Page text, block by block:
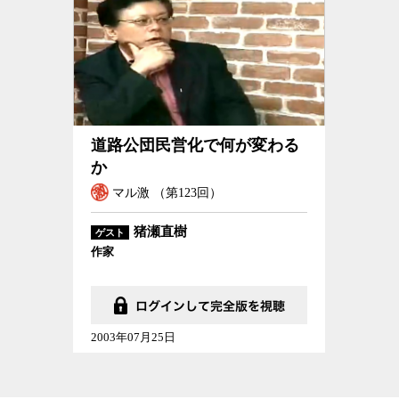
道路公団民営化で何が変わる
か
マル激 （第123回）
ゲスト 猪瀬直樹
作家
2003年07月25日